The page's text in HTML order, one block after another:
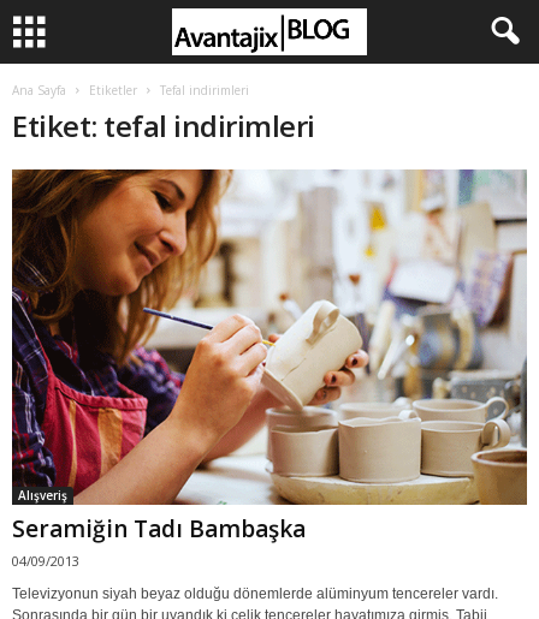
Ana Sayfa Etiketler Tefal indirimleri
Etiket: tefal indirimleri
Alışveriş
Seramiğin Tadı Bambaşka
04/09/2013
Televizyonun siyah beyaz olduğu dönemlerde alüminyum tencereler vardı.
Sonrasında bir gün bir uyandık ki çelik tencereler hayatımıza girmiş. Tabii